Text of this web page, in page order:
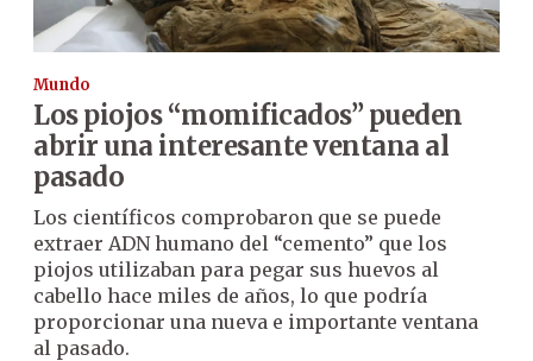
Mundo
Los piojos “momificados” pueden
abrir una interesante ventana al
pasado
Los científicos comprobaron que se puede
extraer ADN humano del “cemento” que los
piojos utilizaban para pegar sus huevos al
cabello hace miles de años, lo que podría
proporcionar una nueva e importante ventana
al pasado.